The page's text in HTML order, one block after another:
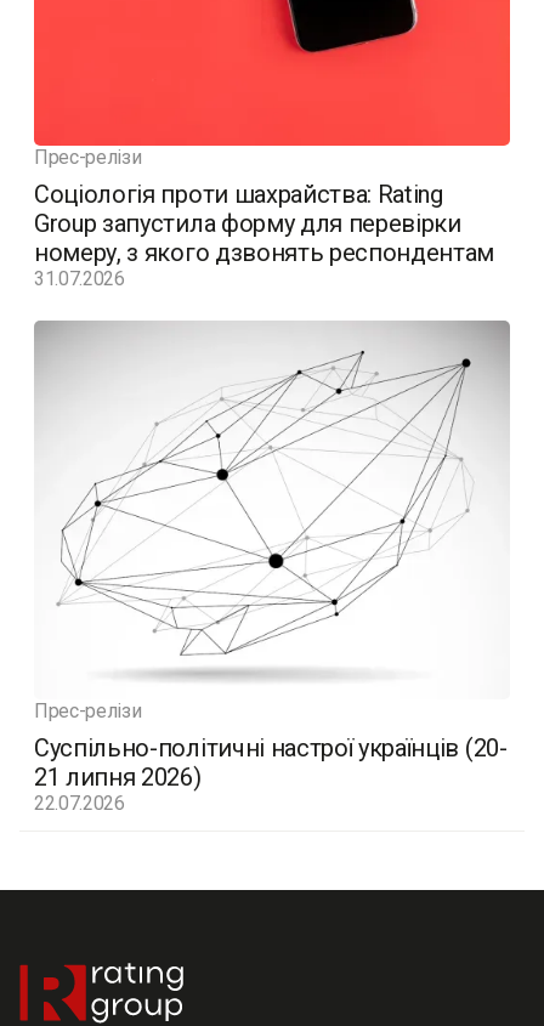
Прес-релізи
Соціологія проти шахрайства: Rating
Group запустила форму для перевірки
номеру, з якого дзвонять респондентам
31.07.2026
Прес-релізи
Суспільно-політичні настрої українців (20-
21 липня 2026)
22.07.2026